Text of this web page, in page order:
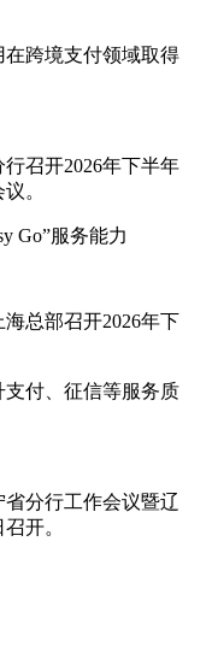
跨境支付领域取得
召开2026年下半年
。
Go”服务能力
总部召开2026年下
付、征信等服务质
分行工作会议暨辽
开。